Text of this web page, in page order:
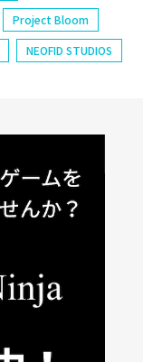
Project Bloom
NEOFID STUDIOS